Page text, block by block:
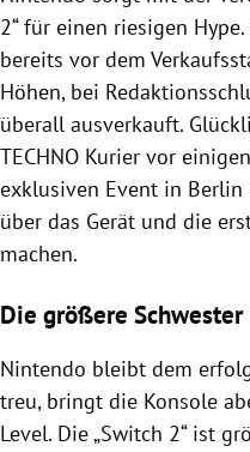
Untermenü
Untermenü
2“ für einen riesigen
bereits vor dem
Höhen, bei
überall ausverkauft.
TECHNO Kurier vor
exklusiven Event in
über das Gerät und die
machen.
Die größere Schwester
Nintendo bleibt dem
treu, bringt die Konsole
Level. Die „Switch 2“ ist